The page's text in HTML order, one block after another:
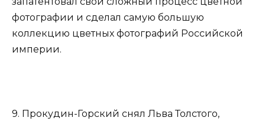
фотографии и сделал самую большую
коллекцию цветных фотографий Российской
империи.
9. Прокудин-Горский снял Льва Толстого,